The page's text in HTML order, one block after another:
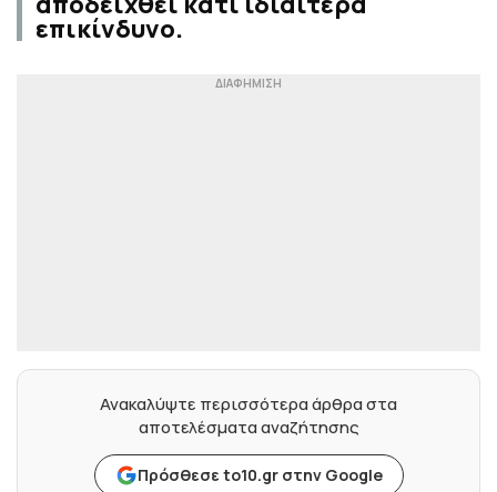
επικίνδυνο.
Ανακαλύψτε περισσότερα άρθρα στα
αποτελέσματα αναζήτησης
Πρόσθεσε to10.gr στην Google